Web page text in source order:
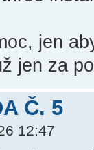
jen
jen za
Č. 5
12:47